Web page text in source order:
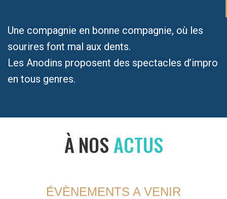
Une compagnie en bonne compagnie, où les
sourires font mal aux dents.
Les Anodins proposent des spectacles d’impro
en tous genres.
À NOSACTUS
ÉVÈNEMENTS A VENIR